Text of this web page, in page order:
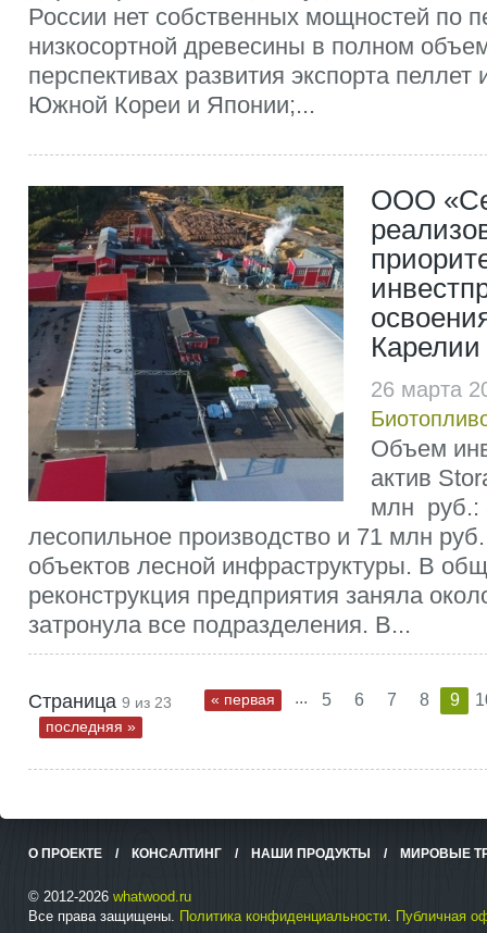
России нет собственных мощностей по
низкосортной древесины в полном
перспективах развития экспорта
Южной Кореи и Японии;...
ООО
Карелии
26 марта
Объем
актив
млн руб.:
лесопильное производство и 71 млн
объектов лесной инфраструктуры. В
реконструкция предприятия заняла
затронула все подразделения. В...
Страница 9 из 23 « первая ... 5 6 7 8 9
последняя »
О ПРОЕКТЕ / КОНСАЛТИНГ / НАШИ ПРОДУКТЫ / МИРОВЫЕ
© 2012-2026 whatwood.ru
Все права защищены. Политика конфиденциальности. Публичная